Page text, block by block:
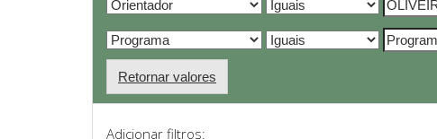
Retornar valores
Adicionar filtros: